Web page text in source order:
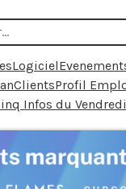
Logiciel
ClientsProfil
Infos du Vendredi